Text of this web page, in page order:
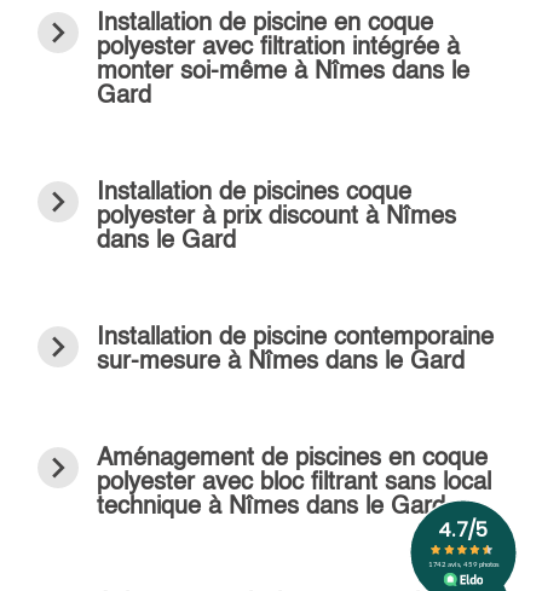
navigate_next
Installation de piscine en coque
polyester avec filtration intégrée à
monter soi-même à Nîmes dans le
Gard
navigate_next
Installation de piscines coque
polyester à prix discount à Nîmes
dans le Gard
navigate_next
Installation de piscine contemporaine
sur-mesure à Nîmes dans le Gard
navigate_next
Aménagement de piscines en coque
polyester avec bloc filtrant sans local
technique à Nîmes dans le Gard